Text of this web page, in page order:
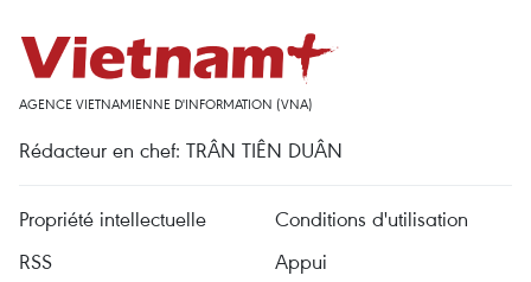
AGENCE VIETNAMIENNE D'INFORMATION (VNA)
Rédacteur en chef: TRÂN TIÊN DUÂN
Propriété intellectuelle
Conditions d'utilisation
RSS
Appui